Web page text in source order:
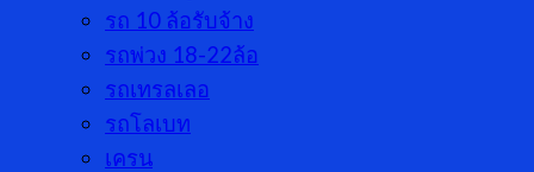
รถ 10 ล้อรับจ้าง
รถพ่วง 18-22ล้อ
รถเทรลเลอ
รถโลเบท
เครน